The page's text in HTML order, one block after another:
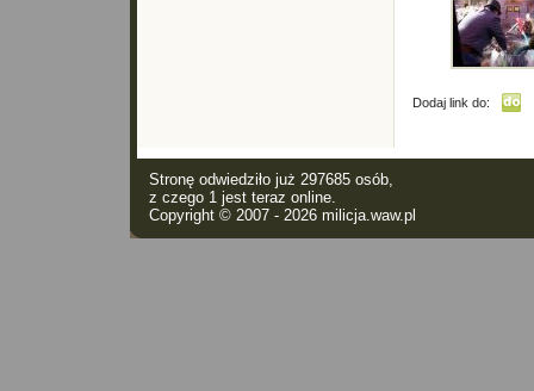
Dodaj link do:
Stronę odwiedziło już 297685 osób,
z czego 1 jest teraz online.
Copyright © 2007 - 2026 milicja.waw.pl